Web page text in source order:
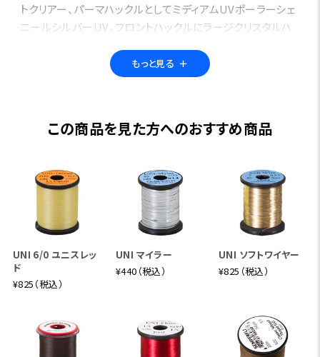
トクリアー、パーマハックルとしてミディアムUVポーラーシェ
ニールシルバーUV。フロントハックルにラージクリスタルハ
ウィング: NSプライムマラブーホワイトの先端部をハックル
もっと見る ＋
この商品を見た方へのおすすめ商品
UNI 6/0 ユニスレッ
ド
¥825（税込）
UNI マイラー
¥440（税込）
UNI ソフトワイヤー
¥825（税込）